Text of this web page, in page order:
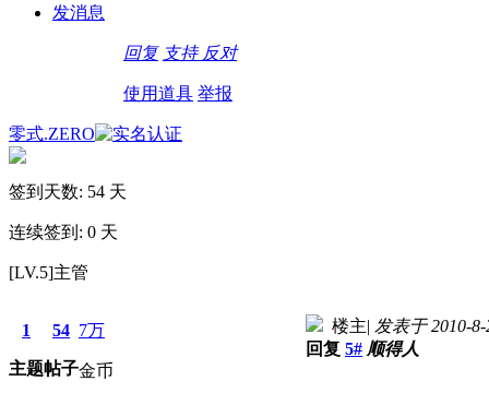
发消息
回复 支持 反对
使用道具 举报
零式.ZERO
签到天数: 54 天
连续签到: 0 天
[LV.5]主管
1
主题
54
帖子
7万
金币
楼主| 发表于 2010-8-
回复 5# 顺得人